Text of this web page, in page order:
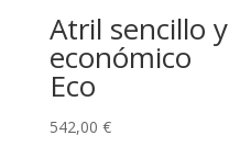
Atril sencillo y
económico
Eco
542,00 €